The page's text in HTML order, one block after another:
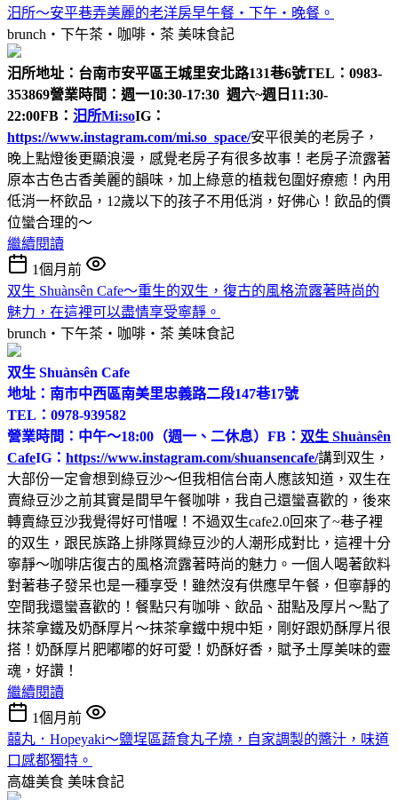
汨所～安平巷弄美麗的老洋房早午餐‧下午‧晚餐。
brunch‧下午茶‧咖啡‧茶 美味食記
汨所地址：台南市安平區王城里安北路131巷6號TEL：0983-
353869營業時間：週一10:30-17:30 週六~週日11:30-
22:00FB： 汨所Mi:soIG：
https://www.instagram.com/mi.so_space/安平很美的老房子，
晚上點燈後更顯浪漫，感覺老房子有很多故事！老房子流露著
原本古色古香美麗的韻味，加上綠意的植栽包圍好療癒！內用
低消一杯飲品，12歲以下的孩子不用低消，好佛心！飲品的價
位蠻合理的～
繼續閱讀
1個月前
双生 Shuànsên Cafe～重生的双生，復古的風格流露著時尚的
魅力，在這裡可以盡情享受寧靜。
brunch‧下午茶‧咖啡‧茶 美味食記
双生 Shuànsên Cafe
地址：南市中西區南美里忠義路二段147巷17號
TEL：0978-939582
營業時間：中午～18:00（週一、二休息） FB： 双生 Shuànsên
CafeIG： https://www.instagram.com/shuansencafe/講到双生，
大部份一定會想到綠豆沙～但我相信台南人應該知道，双生在
賣綠豆沙之前其實是間早午餐咖啡，我自己還蠻喜歡的，後來
轉賣綠豆沙我覺得好可惜喔！不過双生cafe2.0回來了~巷子裡
的双生，跟民族路上排隊買綠豆沙的人潮形成對比，這裡十分
寧靜～咖啡店復古的風格流露著時尚的魅力。一個人喝著飲料
對著巷子發呆也是一種享受！雖然沒有供應早午餐，但寧靜的
空間我還蠻喜歡的！餐點只有咖啡、飲品、甜點及厚片～點了
抹茶拿鐵及奶酥厚片～抹茶拿鐵中規中矩，剛好跟奶酥厚片很
搭！奶酥厚片肥嘟嘟的好可愛！奶酥好香，賦予土厚美味的靈
魂，好讚！
繼續閱讀
1個月前
囍丸．Hopeyaki～鹽埕區蔬食丸子燒，自家調製的醬汁，味道
口感都獨特。
高雄美食 美味食記